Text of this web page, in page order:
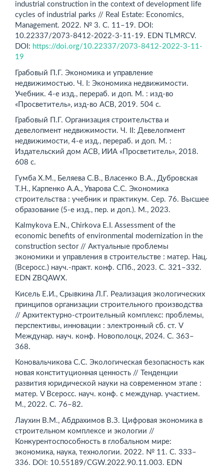
industrial construction in the context of development life
cycles of indust­rial parks // Real Estate: Economics,
Management. 2022. № 3. С. 11–19. DOI:
10.22337/2073-8412-2022-3-11-19. EDN TLMRCV.
DOI: https://doi.org/10.22337/2073-8412-2022-3-11-
19
Грабовый П.Г. Экономика и управление
недвижимостью. Ч. I: Экономика недвижимости.
Учебник. 4-е изд., перераб. и доп. М. : изд-во
«Просветитель», изд-во АСВ, 2019. 504 c.
Грабовый П.Г. Организация строительства и
девелопмент недвижимости. Ч. II: Девелопмент
недвижимости, 4-е изд., перераб. и доп. М. :
Издательский дом АСВ, ИИА «Просветитель», 2018.
608 c.
Гумба Х.М., Беляева С.В., Власенко В.А., Дубровская
Т.Н., Карпенко А.А., Уварова С.С. Экономика
строительства : учебник и практикум. Сер. 76. Высшее
образование (5-е изд., пер. и доп.). М., 2023.
Kalmykova E.N., Chirkova E.I. Assessment of the
economic benefits of environmental modernization in the
construction sector // Актуальные проблемы
экономики и управления в строительстве : матер. Нац.
(Всеросс.) науч.-практ. конф. СПб., 2023. С. 321–332.
EDN ZBQAWX.
Кисель Е.И., Срывкина Л.Г. Реализация экологических
принципов организации строительного производства
// Архитектурно-строительный комплекс: проблемы,
перспективы, инновации : электронный сб. ст. V
Междунар. науч. конф. Новополоцк, 2024. С. 363–
368.
Коновальчикова С.С. Экологическая безопасность как
новая конституционная ценность // Тенденции
развития юридической науки на современном этапе :
матер. V Всеросс. науч. конф. с ­междунар. участием.
М., 2022. С. 76–82.
Лаухин В.М., Абдрахимов В.З. Цифровая экономика в
строительном комплексе и экологии //
Конкурентоспособность в глобальном мире:
экономика, наука, технологии. 2022. № 11. С. 333–
336. DOI: 10.55189/CGW.2022.90.11.003. EDN